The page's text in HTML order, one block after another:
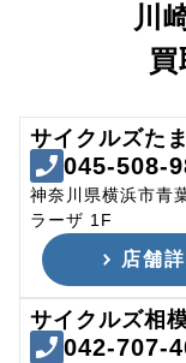
川
サイクルズた
045-508-
神奈川県横浜市青
ラーザ 1F
店舗
サイクルズ相
042-707-